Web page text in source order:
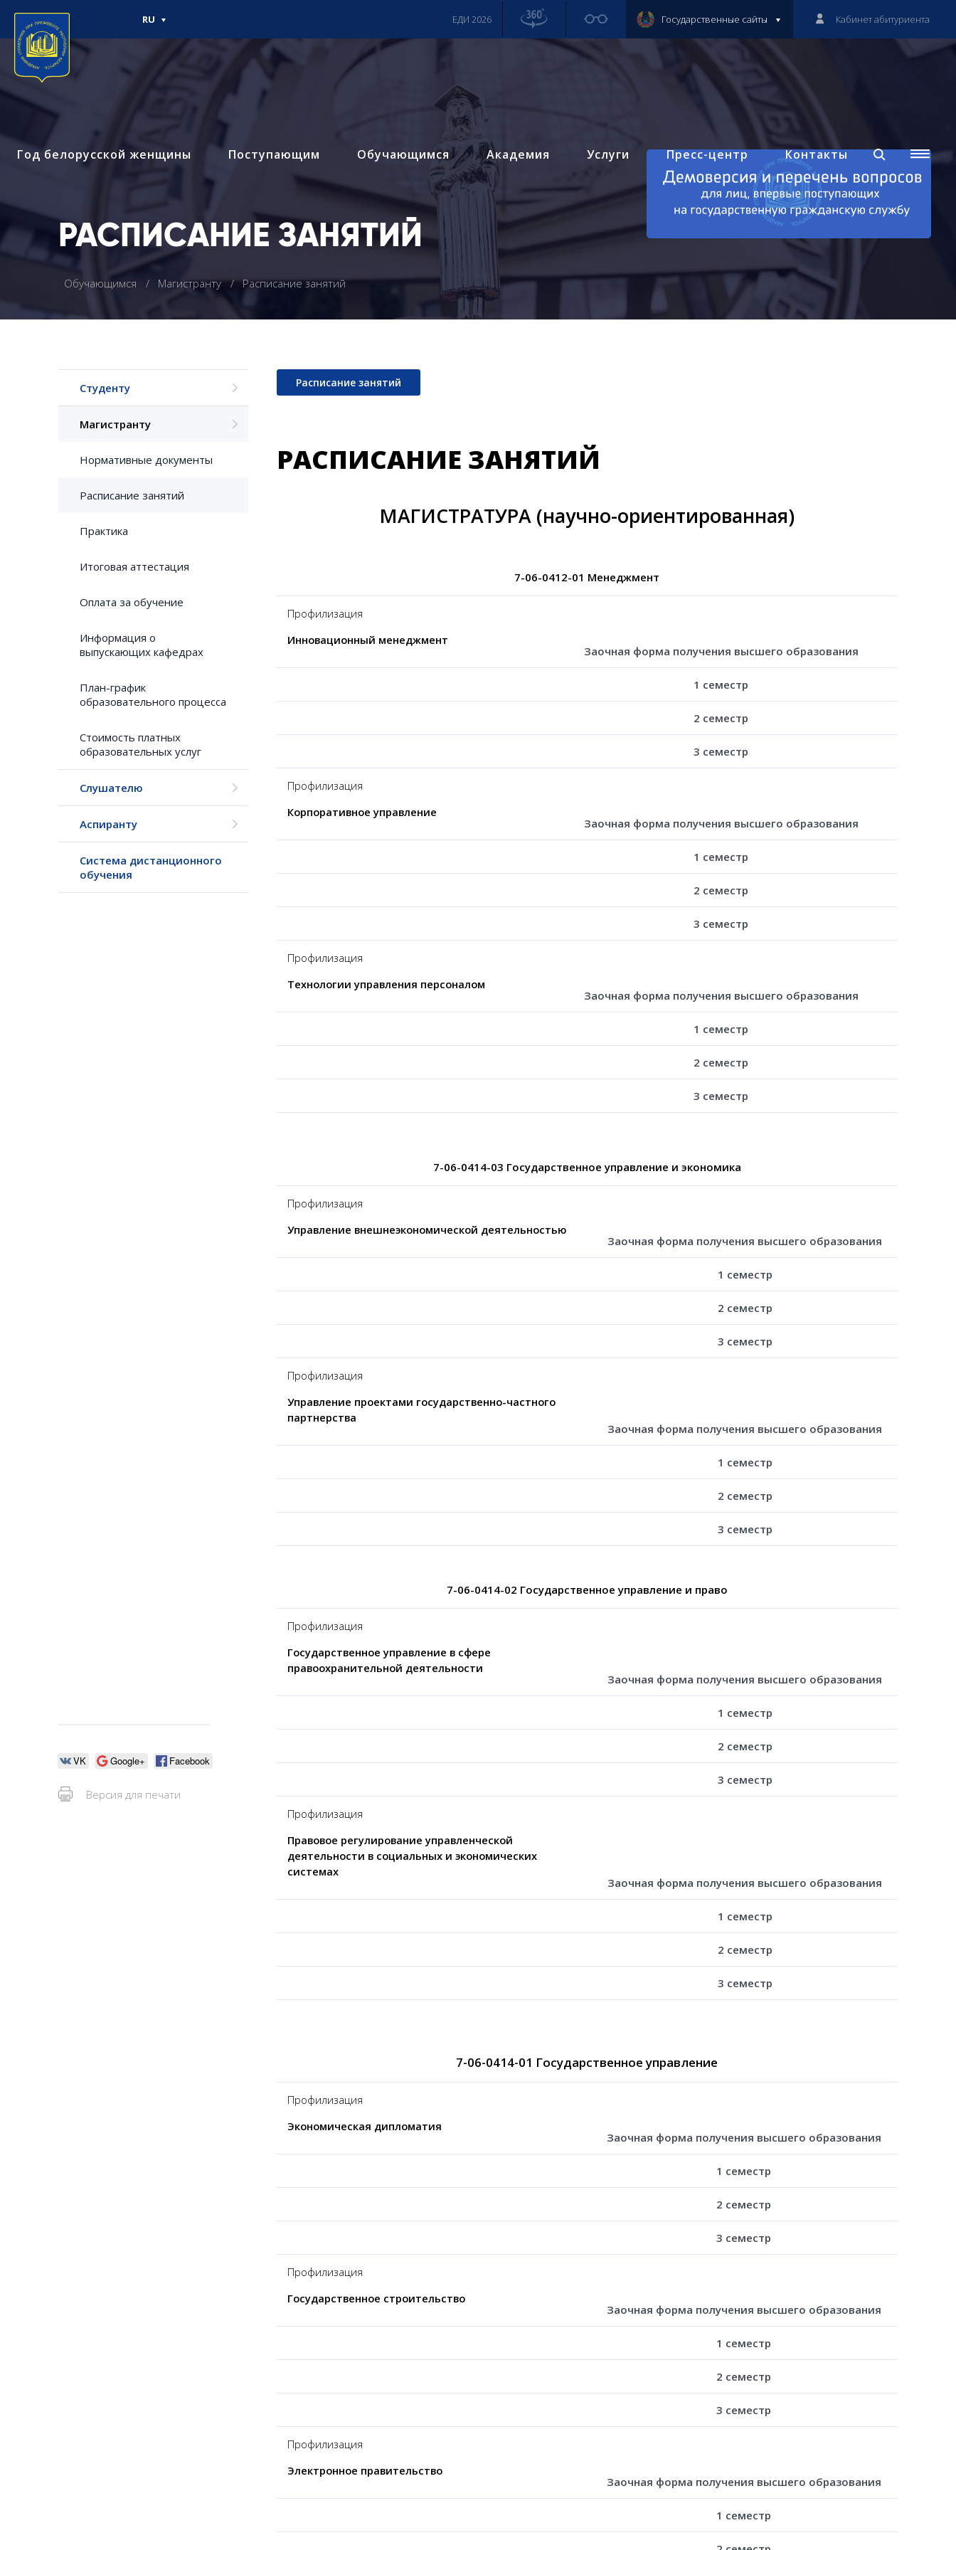
Год белорусской женщины Поступающим Обучающимся Академия Услуги Пресс-центр Контакты
RU ЕДИ 2026 Государственные сайты Кабинет абитуриента
РАСПИСАНИЕ ЗАНЯТИЙ
Обучающимся Магистранту Расписание занятий
Студенту
Магистранту
Нормативные документы
Расписание занятий
Практика
Итоговая аттестация
Оплата за обучение
Информация о
выпускающих кафедрах
План-график
образовательного процесса
Стоимость платных
образовательных услуг
Слушателю
Аспиранту
Система дистанционного
обучения
VK Google+ Facebook
Версия для печати
Расписание занятий
РАСПИСАНИЕ ЗАНЯТИЙ
МАГИСТРАТУРА (научно-ориентированная)
7-06-0412-01 Менеджмент
Профилизация
Инновационный менеджмент
Заочная форма получения высшего образования
1 семестр
2 семестр
3 семестр
Профилизация
Корпоративное управление
Заочная форма получения высшего образования
1 семестр
2 семестр
3 семестр
Профилизация
Технологии управления персоналом
Заочная форма получения высшего образования
1 семестр
2 семестр
3 семестр
7-06-0414-03 Государственное управление и экономика
Профилизация
Управление внешнеэкономической деятельностью
Заочная форма получения высшего образования
1 семестр
2 семестр
3 семестр
Профилизация
Управление проектами государственно-частного
партнерства
Заочная форма получения высшего образования
1 семестр
2 семестр
3 семестр
7-06-0414-02 Государственное управление и право
Профилизация
Государственное управление в сфере
правоохранительной деятельности
Заочная форма получения высшего образования
1 семестр
2 семестр
3 семестр
Профилизация
Правовое регулирование управленческой
деятельности в социальных и экономических
системах
Заочная форма получения высшего образования
1 семестр
2 семестр
3 семестр
7-06-0414-01 Государственное управление
Профилизация
Экономическая дипломатия
Заочная форма получения высшего образования
1 семестр
2 семестр
3 семестр
Профилизация
Государственное строительство
Заочная форма получения высшего образования
1 семестр
2 семестр
3 семестр
Профилизация
Электронное правительство
Заочная форма получения высшего образования
1 семестр